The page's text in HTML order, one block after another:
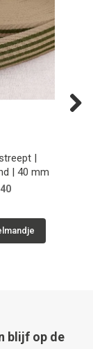
|
| 40 mm
blijf op de